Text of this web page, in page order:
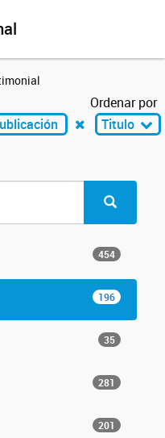
Ordenar por
Titulo
454
196
35
281
201